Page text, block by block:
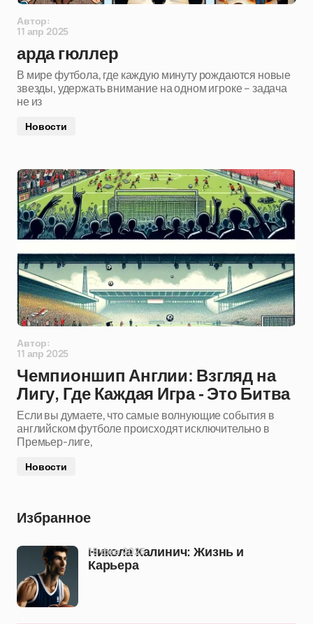
Автор:
11 апр 2025
арда гюллер
В мире футбола, где каждую минуту рождаются новые
звезды, удержать внимание на одном игроке – задача
не из
Новости
Автор:
11 апр 2025
Чемпионшип Англии: Взгляд на
Лигу, Где Каждая Игра - Это Битва
Если вы думаете, что самые волнующие события в
английском футболе происходят исключительно в
Премьер-лиге,
Новости
Избранное
Никола Калинич: Жизнь и
Карьера
18 фев 2025